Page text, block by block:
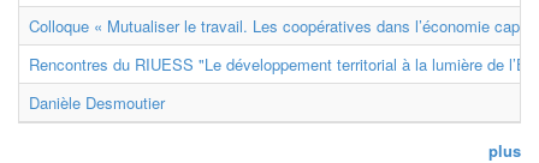
Colloque « Mutualiser le travail. Les coopératives dans l’économie
Rencontres du RIUESS "Le développement territorial à la lumière de
Danièle Desmoutier
plus